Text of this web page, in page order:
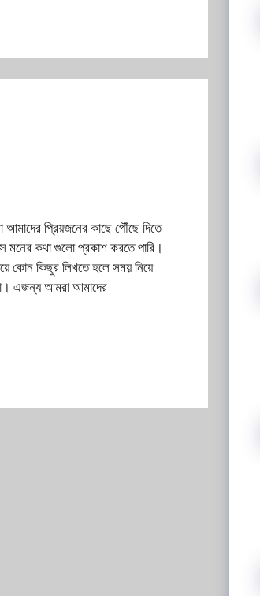
প্রিয়জনের কাছে পৌঁছে দিতে
মনের কথা গুলো প্রকাশ করতে পারি।
কোন কিছুর লিখতে হলে সময় নিয়ে
এজন্য আমরা আমাদের